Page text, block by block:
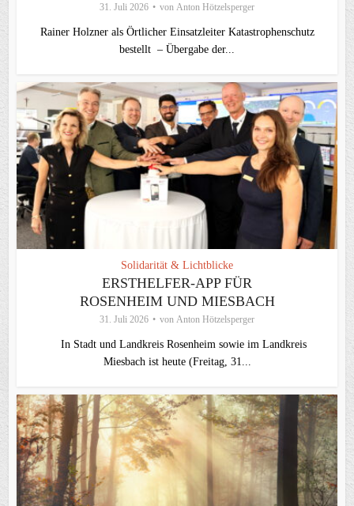
31. Juli 2026 von Anton Hötzelsperger
Rainer Holzner als Örtlicher Einsatzleiter Katastrophenschutz
bestellt – Übergabe der...
Solidarität & Lichtblicke
ERSTHELFER-APP FÜR
ROSENHEIM UND MIESBACH
31. Juli 2026 von Anton Hötzelsperger
In Stadt und Landkreis Rosenheim sowie im Landkreis
Miesbach ist heute (Freitag, 31...